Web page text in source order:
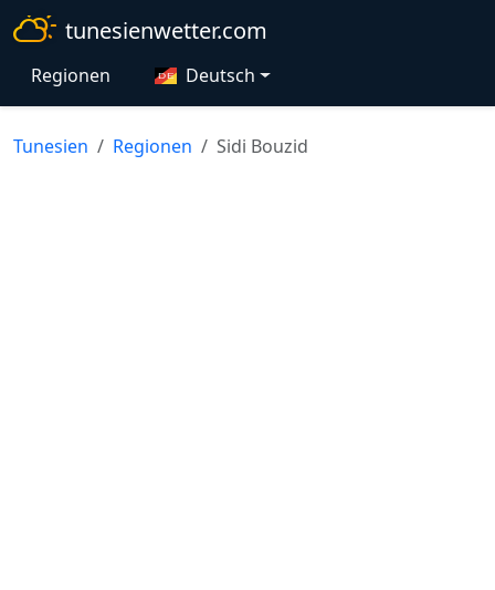
tunesienwetter.com
Regionen Deutsch
Tunesien Regionen Sidi Bouzid